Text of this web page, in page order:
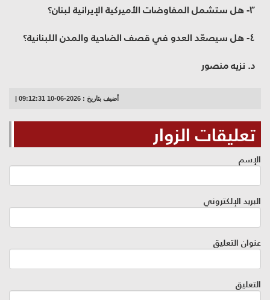
٣- هل ستشمل المفاوضات الأميركية الإيرانية لبنان؟
٤- هل سيصعّد العدو في قصف الضاحية والمدن اللبنانية؟
د. نزيه منصور
أضيف بتاريخ : 2026-06-10 09:12:31 |
تعليقات الزوار
الإسم
البريد الإلكتروني
عنوان التعليق
التعليق